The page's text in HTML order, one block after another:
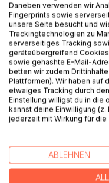
BESCHREIBUNG
Drei Monde. Ein
sich selbst zu
Elyara kennt keine
die Welt in ewigem
Dunkelheit, langsam
dem Zwielicht
kennen, bricht auch
Frieden hielten.
Daneben verwenden wir
Fingerprints sowie
unsere Seite besucht und
Trackingtechnologien zu
serverseitiges Tracking
geräteübergreifend
sowie gehashte E-Mail-
betten wir zudem
Plattformen). Wir haben auf
etwaiges Tracking durch
Einstellung willigst du in die
kannst deine Einwilligung (z.
jederzeit mit Wirkung für
ABLEHNEN